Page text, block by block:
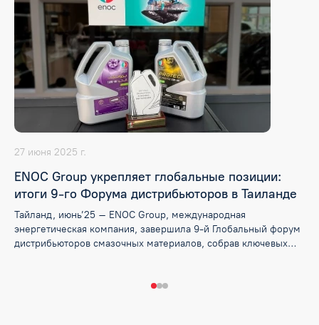
27 июня 2025 г.
ENOC Group укрепляет глобальные позиции:
итоги 9-го Форума дистрибьюторов в Таиланде
Тайланд, июнь’25 – ENOC Group, международная
энергетическая компания, завершила 9-й Глобальный форум
дистрибьюторов смазочных материалов, собрав ключевых